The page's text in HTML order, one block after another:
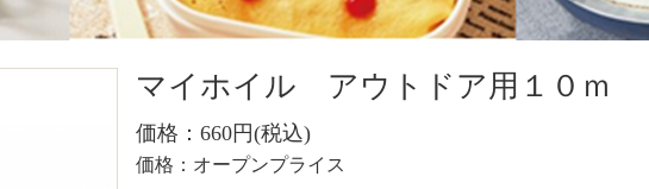
マイホイル アウトドア用１０ｍ
価格：660円(税込)
価格：オープンプライス